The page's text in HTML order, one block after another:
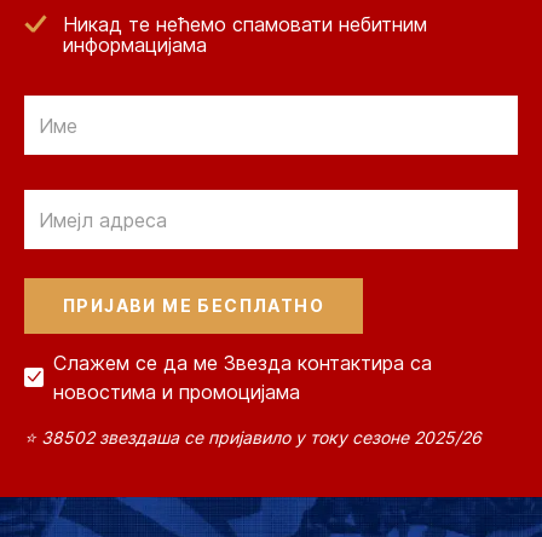
Никад те нећемо спамовати небитним
информацијама
Слажем се да ме Звезда контактира са
новостима и промоцијама
⭐ 38502 звездаша се пријавило у току сезоне 2025/26